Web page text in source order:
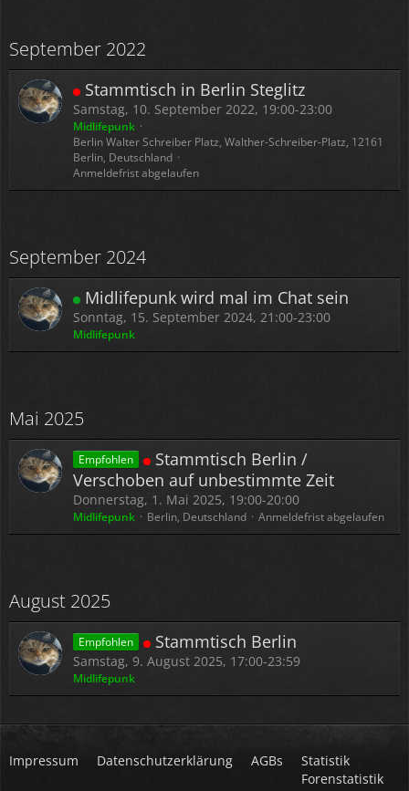
September 2022
Stammtisch in Berlin Steglitz
Samstag, 10. September 2022, 19:00-23:00
Midlifepunk
Berlin Walter Schreiber Platz, Walther-Schreiber-Platz, 12161
Berlin, Deutschland
Anmeldefrist abgelaufen
September 2024
Midlifepunk wird mal im Chat sein
Sonntag, 15. September 2024, 21:00-23:00
Midlifepunk
Mai 2025
Empfohlen
Stammtisch Berlin /
Verschoben auf unbestimmte Zeit
Donnerstag, 1. Mai 2025, 19:00-20:00
Midlifepunk Berlin, Deutschland Anmeldefrist abgelaufen
August 2025
Empfohlen Stammtisch Berlin
Samstag, 9. August 2025, 17:00-23:59
Midlifepunk
Impressum Datenschutzerklärung AGBs
Statistik
Forenstatistik